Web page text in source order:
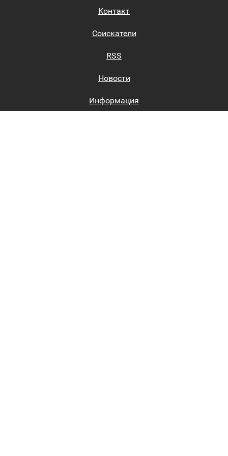
Контакт
Соискатели
RSS
Новости
Информация